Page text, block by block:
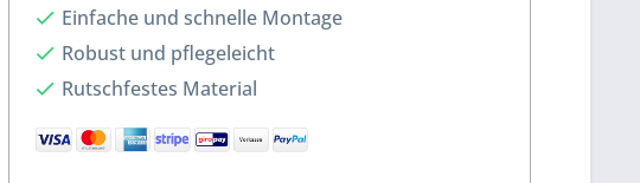
Einfache und schnelle Montage
Robust und pflegeleicht
Rutschfestes Material